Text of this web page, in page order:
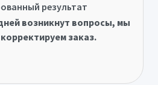
результат
возникнут вопросы, мы
заказ.